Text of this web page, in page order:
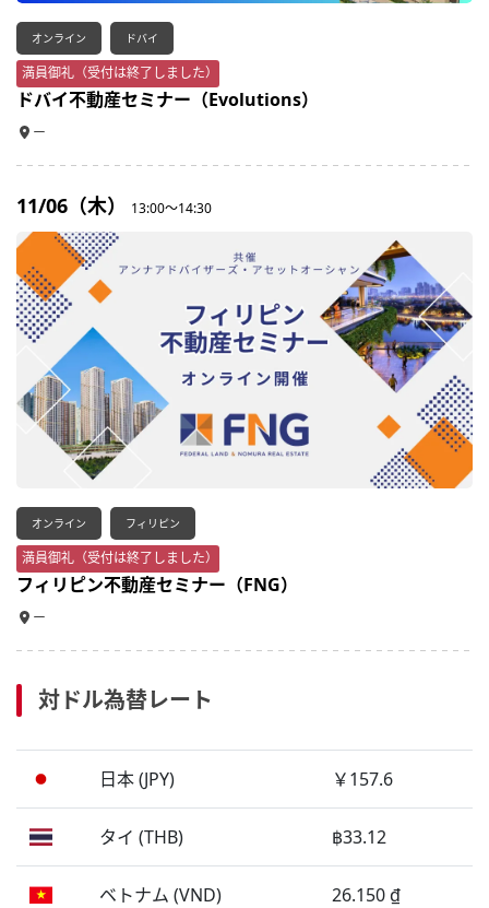
オンライン ドバイ
満員御礼（受付は終了しました）
ドバイ不動産セミナー（Evolutions）
ー
11/06（木） 13:00～14:30
オンライン フィリピン
満員御礼（受付は終了しました）
フィリピン不動産セミナー（FNG）
ー
対ドル為替レート
日本 (JPY) ￥157.6
タイ (THB) ฿33.12
ベトナム (VND) 26.150 ₫